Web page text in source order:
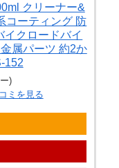
クリーナー&
コーティング 防
イクロードバイ
属パーツ 約2か
152
)
ミを見る